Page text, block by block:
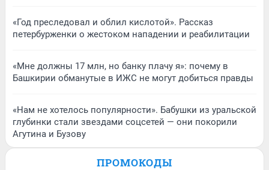
«Год преследовал и облил кислотой». Рассказ
петербурженки о жестоком нападении и реабилитации
«Мне должны 17 млн, но банку плачу я»: почему в
Башкирии обманутые в ИЖС не могут добиться правды
«Нам не хотелось популярности». Бабушки из уральской
глубинки стали звездами соцсетей — они покорили
Агутина и Бузову
ПРОМОКОДЫ